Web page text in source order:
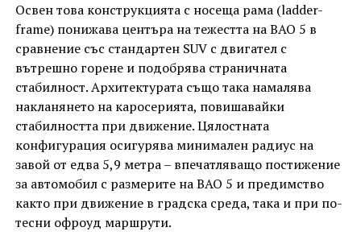
Освен това конструкцията с носеща рама (ladder-
frame) понижава центъра на тежестта на BAO 5 в
сравнение със стандартен SUV с двигател с
вътрешно горене и подобрява страничната
стабилност. Архитектурата също така намалява
накланянето на каросерията, повишавайки
стабилността при движение. Цялостната
конфигурация осигурява минимален радиус на
завой от едва 5,9 метра – впечатляващо постижение
за автомобил с размерите на BAO 5 и предимство
както при движение в градска среда, така и при по-
тесни офроуд маршрути.